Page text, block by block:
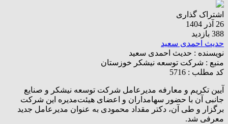
اشتراک گذاری
26 آذر 1404
388 بازدید
حدیث احمدی سعید
نویسنده : حدیث احمدی سعید
منبع : شرکت توسعه نیشکر خوزستان
کد مطلب : 5716
آیین تکریم و معارفه مدیرعامل شرکت توسعه نیشکر و صنایع
جانبی آن با حضور سهامداران و اعضای هیئت‌مدیره این شرکت
برگزار و طی آن، دکتر مقداد محمودی به عنوان مدیرعامل جدید
معرفی شد.